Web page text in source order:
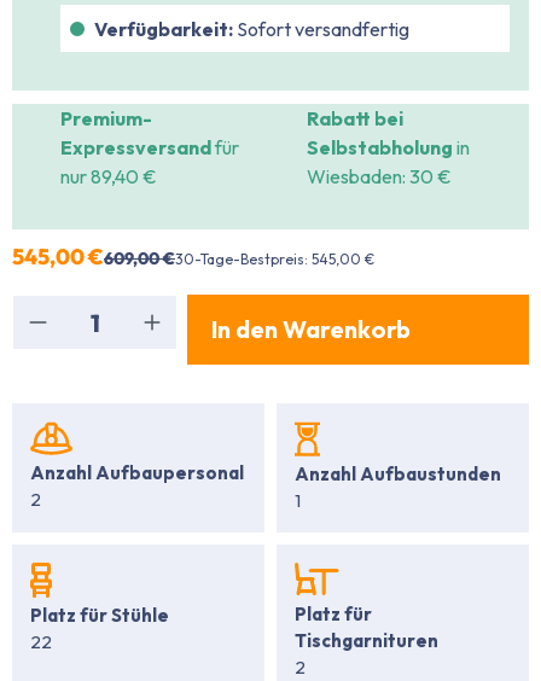
Verfügbarkeit:Sofort versandfertig
Premium-
Expressversandfür
nur 89,40 €
Rabatt bei
Selbstabholung in
Wiesbaden: 30 €
545,00 €609,00 €30-Tage-Bestpreis: 545,00 €
Produkt Anzahl: Gib den gewünschten Wert
In den Warenkorb
Anzahl Aufbaupersonal
2
Anzahl Aufbaustunden
1
Platz für Stühle
22
Platz für
Tischgarnituren
2